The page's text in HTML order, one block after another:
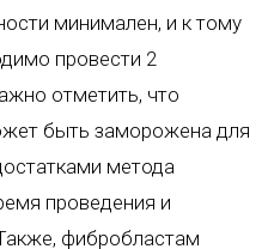
минимален, и к тому
провести 2
отметить, что
быть заморожена для
метода
проведения и
фибробластам